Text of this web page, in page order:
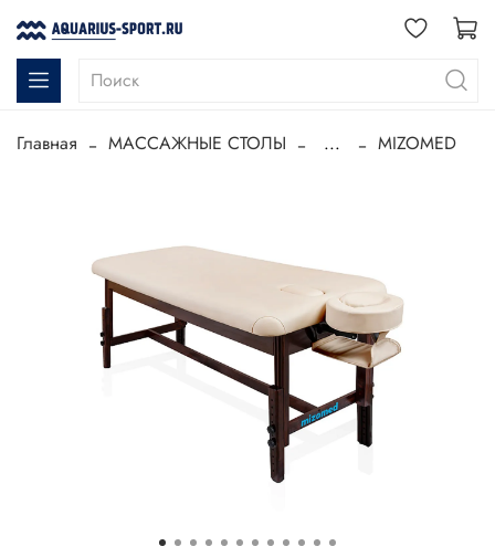
Главная МАССАЖНЫЕ СТОЛЫ ... MIZOMED